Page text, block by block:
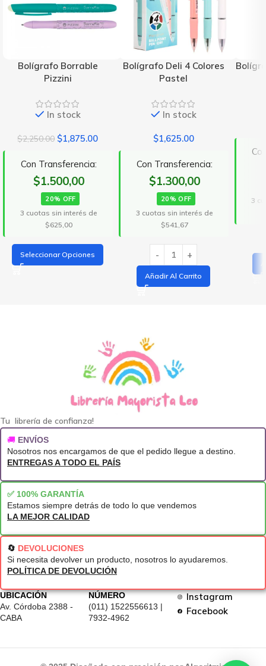
Bolígrafo Borrable
Pizzini
In stock
$2,250.00 $1,875.00
Con Transferencia:
$1.500,00
20% OFF
3 cuotas sin interés de
$625,00
Seleccionar Opciones
Bolígrafo Deli 4 Colores
Pastel
In stock
$1,625.00
Con Transferencia:
$1.300,00
20% OFF
3 cuotas sin interés de
$541,67
Añadir Al Carrito
3
Tu librería de confianza!
🚚 ENVÍOS
Nosotros nos encargamos de que el pedido llegue a destino.
ENTREGAS A TODO EL PAÍS
✅ 100% GARANTÍA
Estamos siempre detrás de todo lo que vendemos
LA MEJOR CALIDAD
🔄 DEVOLUCIONES
Si necesita devolver un producto, nosotros lo ayudaremos.
POLÍTICA DE DEVOLUCIÓN
UBICACIÓN
Av. Córdoba 2388 -
CABA
NÚMERO
(011) 1522556613 |
7932-4962
Instagram
Facebook